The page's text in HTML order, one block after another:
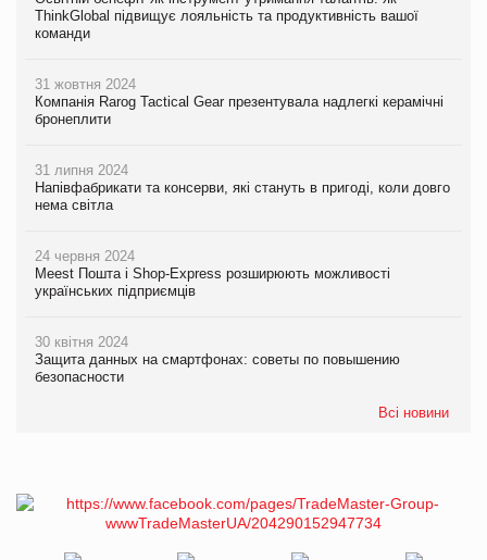
ThinkGlobal підвищує лояльність та продуктивність вашої
команди
31 жовтня 2024
Компанія Rarog Tactical Gear презентувала надлегкі керамічні
бронеплити
31 липня 2024
Напівфабрикати та консерви, які стануть в пригоді, коли довго
нема світла
24 червня 2024
Meest Пошта і Shop-Express розширюють можливості
українських підприємців
30 квітня 2024
Защита данных на смартфонах: советы по повышению
безопасности
Всі новини